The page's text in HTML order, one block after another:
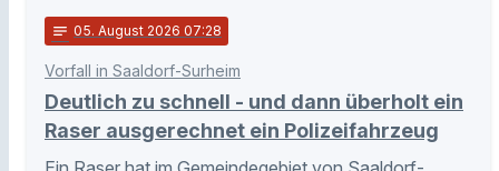
notes 05. August 2026 07:28
Vorfall in Saaldorf-Surheim
Deutlich zu schnell - und dann überholt ein
Raser ausgerechnet ein Polizeifahrzeug